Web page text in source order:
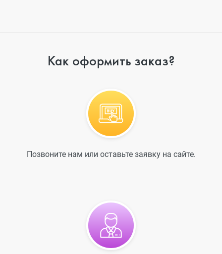
Как оформить заказ?
Позвоните нам или оставьте заявку на сайте.